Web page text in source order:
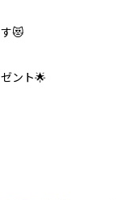
😻
ント🌟